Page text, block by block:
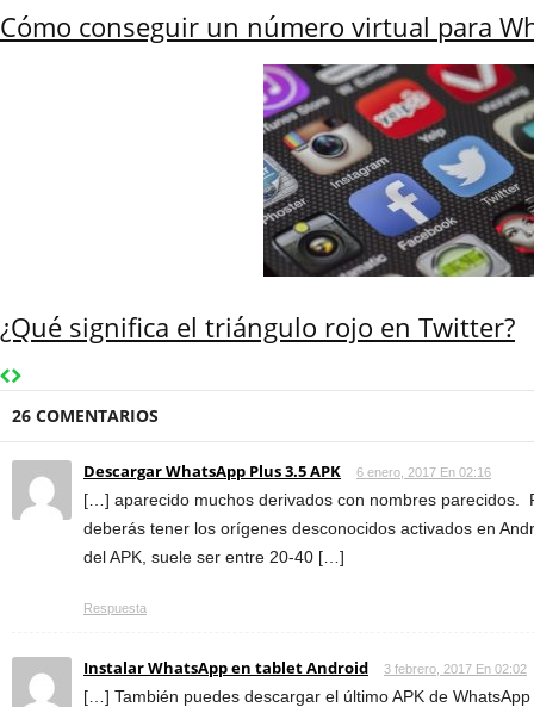
Cómo conseguir un número virtual para
¿Qué significa el triángulo rojo en Twitter?
26 COMENTARIOS
Descargar WhatsApp Plus 3.5 APK 6 enero, 2017 En 02:16
[…] aparecido muchos derivados con nombres parecidos.
deberás tener los orígenes desconocidos activados en
del APK, suele ser entre 20-40 […]
Respuesta
Instalar WhatsApp en tablet Android 3 febrero, 2017 En 02:02
[…] También puedes descargar el último APK de